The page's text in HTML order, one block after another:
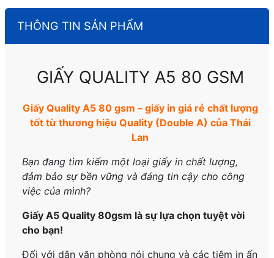
THÔNG TIN SẢN PHẨM
GIẤY QUALITY A5 80 GSM
Giấy Quality A5 80 gsm – giấy in giá rẻ chất lượng
tốt từ thương hiệu Quality (Double A) của Thái
Lan
Bạn đang tìm kiếm một loại giấy in chất lượng,
đảm bảo sự bền vững và đáng tin cậy cho công
việc của mình?
Giấy A5 Quality 80gsm là sự lựa chọn tuyệt vời
cho bạn!
Đối với dân văn phòng nói chung và các tiệm in ấn